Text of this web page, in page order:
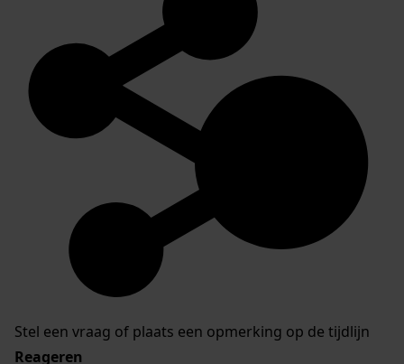
Stel een vraag of plaats een opmerking op de tijdlijn
Reageren